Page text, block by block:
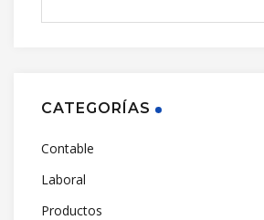
CATEGORÍAS
Contable
Laboral
Productos